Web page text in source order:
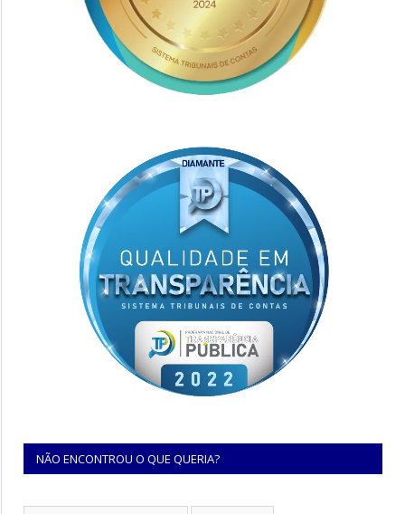
NÃO ENCONTROU O QUE QUERIA?